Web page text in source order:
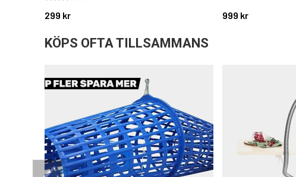
299 kr 999 kr
KÖPS OFTA TILLSAMMANS